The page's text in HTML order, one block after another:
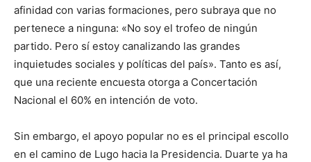
afinidad con varias formaciones, pero subraya que no
pertenece a ninguna: «No soy el trofeo de ningún
partido. Pero sí estoy canalizando las grandes
inquietudes sociales y políticas del país». Tanto es así,
que una reciente encuesta otorga a Concertación
Nacional el 60% en intención de voto.
Sin embargo, el apoyo popular no es el principal escollo
en el camino de Lugo hacia la Presidencia. Duarte ya ha